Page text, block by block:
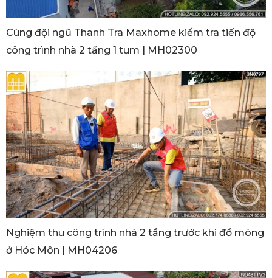
Cùng đội ngũ Thanh Tra Maxhome kiểm tra tiến độ
công trình nhà 2 tầng 1 tum | MH02300
Nghiệm thu công trình nhà 2 tầng trước khi đổ móng
ở Hóc Môn | MH04206